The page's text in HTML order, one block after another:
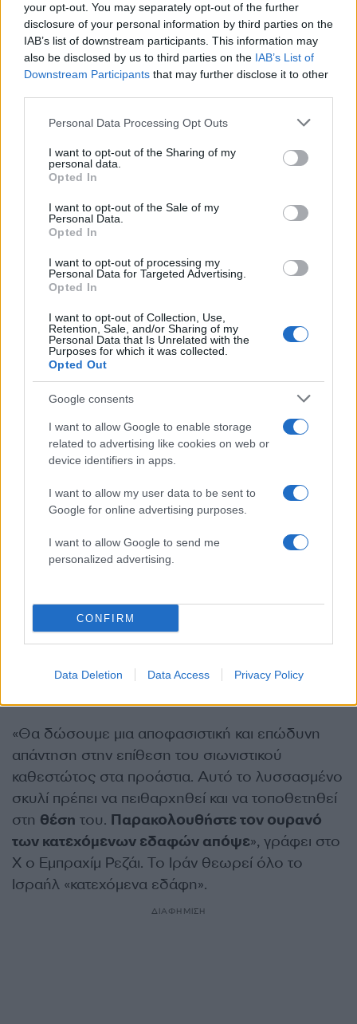
your opt-out. You may separately opt-out of the further
disclosure of your personal information by third parties on the
IAB’s list of downstream participants. This information may
also be disclosed by us to third parties on the IAB’s List of
Downstream Participants that may further disclose it to other
Please note that this website/app uses one or more Google
not limited to your visit or usage behaviour. You may click to
grant or deny consent to Google and its third-party tags to
use your data for below specified purposes in below Google
consent section.
Personal Data Processing Opt Outs
I want to opt-out of the Sharing of my
personal data.
Opted In
I want to opt-out of the Sale of my
Personal Data.
Opted In
I want to opt-out of processing my
Personal Data for Targeted Advertising.
Opted In
I want to opt-out of Collection, Use,
Retention, Sale, and/or Sharing of my
Personal Data that Is Unrelated with the
Purposes for which it was collected.
Opted Out
Google consents
I want to allow Google to enable storage
related to advertising like cookies on web or
device identifiers in apps.
I want to allow my user data to be sent to
Google for online advertising purposes.
I want to allow Google to send me
personalized advertising.
CONFIRM
Data Deletion Data Access Privacy Policy
αμερικανοσιωνιστικοίστόχοι της περιοχής» της
Μέσης Ανατολής, ανακοίνωσε ο ιδεολογικός
στρατός της Ισλαμικής Δημοκρατίας του Ιράν.
Ωστόσο η Χεζμπολάχ, μερικές ώρες μετά το
ισραηλινό πλήγμα στη Βηρυτό, για το οποίο το
εχθρικά πυρά, επιβεβαίωσε ότι είχε
στοχοθετήσει
θέσειςστοβόρειο Ισραήλ.
9:30 π.μ. τοπική ώραστοχοθέτησε
συγκέντρωση στρατιωτών του ισραηλινού
εχθρού στο στρατόπεδο τουΝτόβεβ»
βόρειο Ισραήλ.
Χεζμπολάχανέλαβε εξάλλου την ευθύνη για
μια επίθεση που είχε πραγματοποιηθεί μία ώρα
νωρίτερα εναντίον θέσης του ισραηλινού
πυροβολικού, καθώς και εναντίον άλλης
συγκέντρωσης ισραηλινών στρατιωτών πάντα
στο βόρειο Ισραήλ.
Τα νέα πλήγματα του Ιράν είχαν προαναγγελθεί
υψηλόβαθμο στέλεχος
μια«επώδυνη και αποφασιστική απάντηση»
στις αεροπορικές επιδρομές του Ισραήλ στα
νότια προάστια της Βηρυτού, με την Τεχεράνη να
καταγγέλλει ότι το Ισραήλ παραβιάζει την
«Θα δώσουμε μια αποφασιστική και επώδυνη
απάντηση στην επίθεση του σιωνιστικού
καθεστώτος στα προάστια. Αυτό το λυσσασμένο
σκυλί πρέπει να πειθαρχηθεί και να τοποθετηθεί
στη θέση του. Παρακολουθήστε τον ουρανό
των κατεχόμενων εδαφών απόψε», γράφει στο
X ο Εμπραχίμ Ρεζάι. Το Ιράν θεωρεί όλο το
Ισραήλ «κατεχόμενα εδάφη».
ΔΙΑΦΗΜΙΣΗ